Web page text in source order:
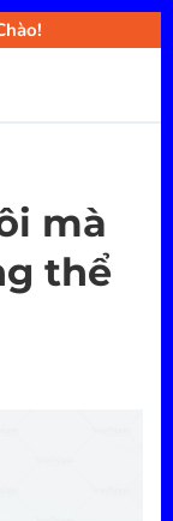
mà
thể